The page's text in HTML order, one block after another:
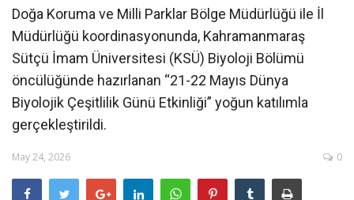
EĞİTİM
SPOR
İLETİŞİM
KÜNYE
KÜLTÜR SANAT
Doğa Koruma ve Milli Parklar Bölge Müdürlüğü ile İl
Müdürlüğü koordinasyonunda, Kahramanmaraş
Sütçü İmam Üniversitesi (KSÜ) Biyoloji Bölümü
öncülüğünde hazırlanan “21-22 Mayıs Dünya
Biyolojik Çeşitlilik Günü Etkinliği” yoğun katılımla
gerçekleştirildi.
May 24, 2026 0